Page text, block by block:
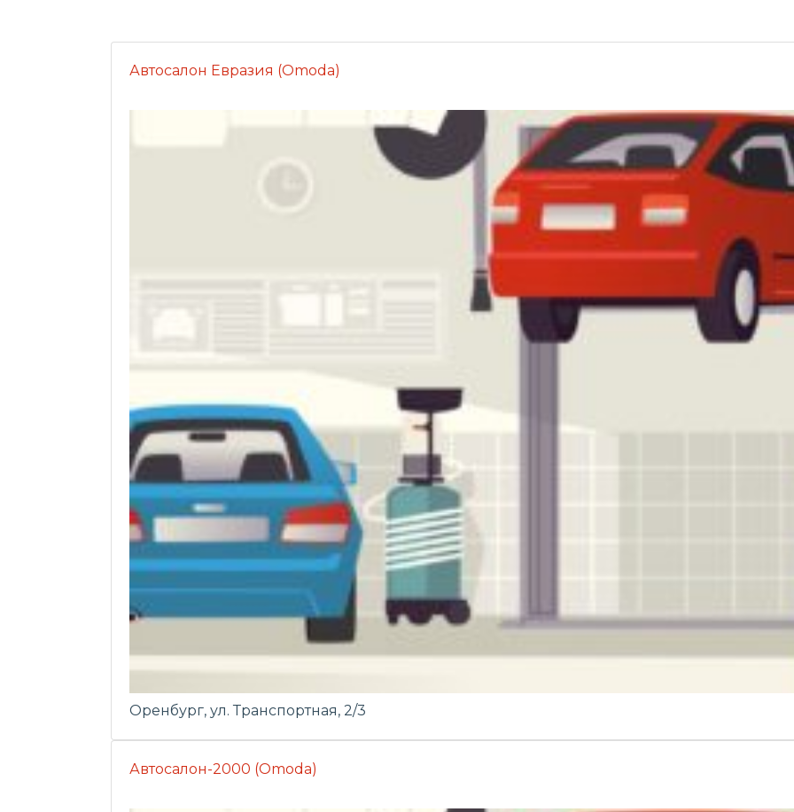
Автосалон Евразия (Omoda)
Оренбург, ул. Транспортная, 2/3
Автосалон-2000 (Omoda)